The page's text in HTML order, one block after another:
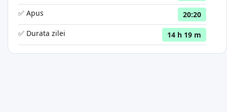
✅ Apus
20:20
✅ Durata zilei
14 h 19 m